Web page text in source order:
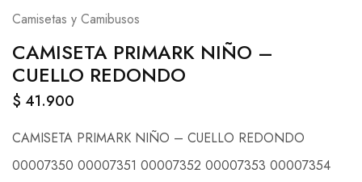
Camisetas y Camibusos
CAMISETA PRIMARK NIÑO –
CUELLO REDONDO
$ 41.900
CAMISETA PRIMARK NIÑO – CUELLO REDONDO
00007350 00007351 00007352 00007353 00007354